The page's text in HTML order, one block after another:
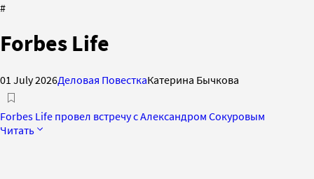
#
Forbes Life
01 July 2026Деловая ПовесткаКатерина Бычкова
Forbes Life провел встречу с Александром Сокуровым
Читать